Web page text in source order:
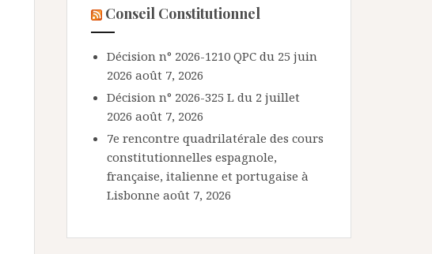
Conseil Constitutionnel
Décision n° 2026-1210 QPC du 25 juin
2026 août 7, 2026
Décision n° 2026-325 L du 2 juillet
2026 août 7, 2026
7e rencontre quadrilatérale des cours
constitutionnelles espagnole,
française, italienne et portugaise à
Lisbonne août 7, 2026